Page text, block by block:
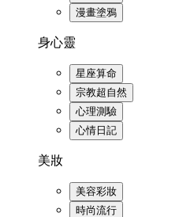
漫畫塗鴉
身心靈
星座算命
宗教超自然
心理測驗
心情日記
美妝
美容彩妝
時尚流行